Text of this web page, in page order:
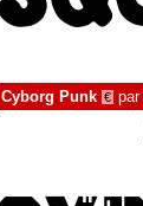
Cyborg Punk € par